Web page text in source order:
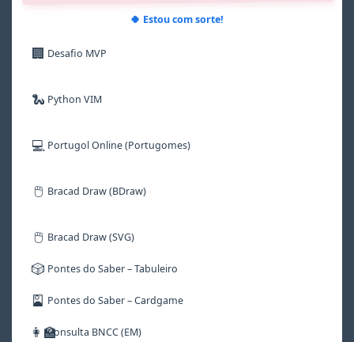
🍀 Estou com sorte!
🏢 Desafio MVP
🐍 Python VIM
💻 Portugol Online (Portugomes)
🖱️ Bracad Draw (BDraw)
🖱️ Bracad Draw (SVG)
🎲 Pontes do Saber – Tabuleiro
🎴 Pontes do Saber – Cardgame
👩‍🏫Consulta BNCC (EM)